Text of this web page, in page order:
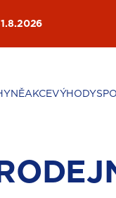
AKCEVÝHODY